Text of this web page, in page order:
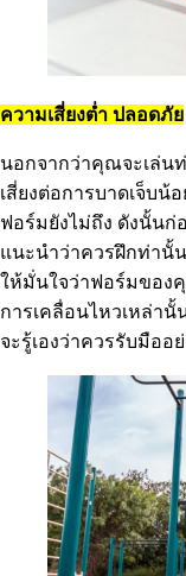
ความเสี่ยงต่ำ ปลอดภัย
นอกจากว่าคุณจะเล่น
เสี่ยงต่อการบาดเจ็บน้
ฟอร์มยังไม่ถึง ดังนั้นก่
แนะนำว่าควรฝึกท่านั้
ให้มั่นใจว่าฟอร์มของ
การเคลื่อนไหวเหล่า
จะรู้เองว่าควรรับมืออย่